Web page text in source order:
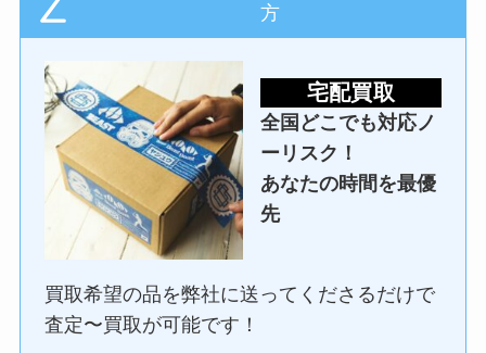
方
宅配買取
全国どこでも対応ノ
ーリスク！
あなたの時間を最優
先
買取希望の品を弊社に送ってくださるだけで
査定〜買取が可能です！